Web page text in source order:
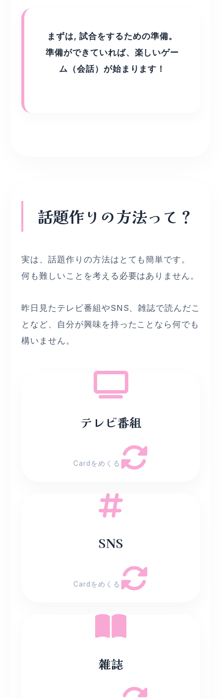
まずは, 試合をするための準備。
準備ができていれば、楽しいゲー
ム（会話）が始まります！
話題作りの方法って？
実は、話題作りの方法はとても簡単です。
何も難しいことを考える必要はありません。
昨日見たテレビ番組やSNS、雑誌で読んだこ
となど、自分が興味を持ったことなら何でも
構いません。
テレビ番組
Cardをめくる
SNS
Cardをめくる
雑誌